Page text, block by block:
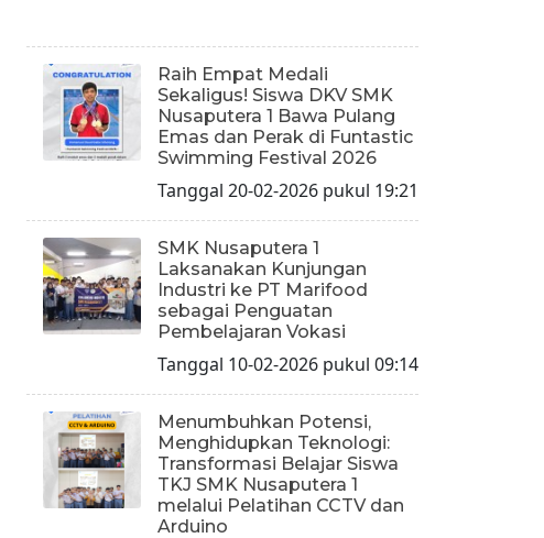
Raih Empat Medali
Sekaligus! Siswa DKV SMK
Nusaputera 1 Bawa Pulang
Emas dan Perak di Funtastic
Swimming Festival 2026
Tanggal 20-02-2026 pukul 19:21
SMK Nusaputera 1
Laksanakan Kunjungan
Industri ke PT Marifood
sebagai Penguatan
Pembelajaran Vokasi
Tanggal 10-02-2026 pukul 09:14
Menumbuhkan Potensi,
Menghidupkan Teknologi:
Transformasi Belajar Siswa
TKJ SMK Nusaputera 1
melalui Pelatihan CCTV dan
Arduino